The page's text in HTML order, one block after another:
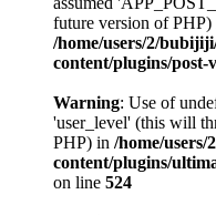
future version of PHP)
/home/users/2/
content/plugins/post-
Warning: Use of
'user_level' (this will
PHP) in /home/
content/plugins/
on line 524